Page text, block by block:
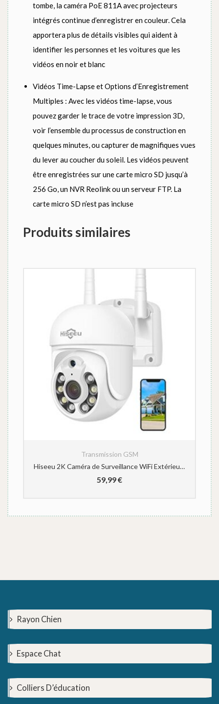
tombe, la caméra PoE 811A avec projecteurs
intégrés continue d’enregistrer en couleur. Cela
apportera plus de détails visibles qui aident à
identifier les personnes et les voitures que les
vidéos en noir et blanc
Vidéos Time-Lapse et Options d’Enregistrement
Multiples : Avec les vidéos time-lapse, vous
pouvez garder le trace de votre impression 3D,
voir l’ensemble du processus de construction en
quelques minutes, ou capturer de magnifiques vues
du lever au coucher du soleil. Les vidéos peuvent
être enregistrées sur une carte micro SD jusqu’à
256 Go, un NVR Reolink ou un serveur FTP. La
carte micro SD n’est pas incluse
Produits similaires
Transmission GSM
Hiseeu 2K Caméra de Surveillance WiFi Extérieure, 3MP PTZ Caméra IP Vision Nocturne Couleur Détection de Mouvements Humaine Suivi Automatique 355° 90° Audio Bidirectionnel Carte SD Étanche IP66
59,99€
Rayon Chien
Espace Chat
Colliers D’éducation